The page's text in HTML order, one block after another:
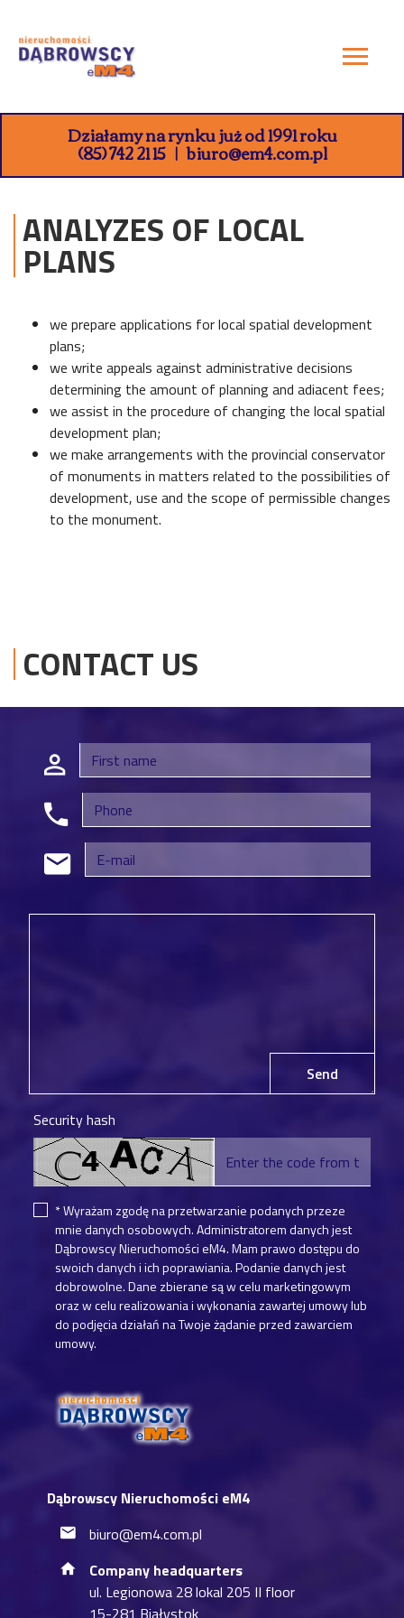
Działamy na rynku już od 1991 roku
(85) 742 21 15 biuro@em4.com.pl
ANALYZES OF LOCAL
PLANS
we prepare applications for local spatial development
plans;
we write appeals against administrative decisions
determining the amount of planning and adiacent fees;
we assist in the procedure of changing the local spatial
development plan;
we make arrangements with the provincial conservator
of monuments in matters related to the possibilities of
development, use and the scope of permissible changes
to the monument.
CONTACT US
Dąbrowscy Nieruchomości eM4
biuro@em4.com.pl
Company headquarters
ul. Legionowa 28 lokal 205 II floor
Send
Security hash
* Wyrażam zgodę na przetwarzanie podanych przeze
mnie danych osobowych. Administratorem danych jest
Dąbrowscy Nieruchomości eM4. Mam prawo dostępu do
swoich danych i ich poprawiania. Podanie danych jest
dobrowolne. Dane zbierane są w celu marketingowym
oraz w celu realizowania i wykonania zawartej umowy lub
do podjęcia działań na Twoje żądanie przed zawarciem
umowy.